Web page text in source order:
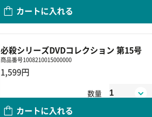
カートに入れる
必殺シリーズDVDコレクション 第15号
商品番号1008210015000000
1,599円
数量
カートに入れる